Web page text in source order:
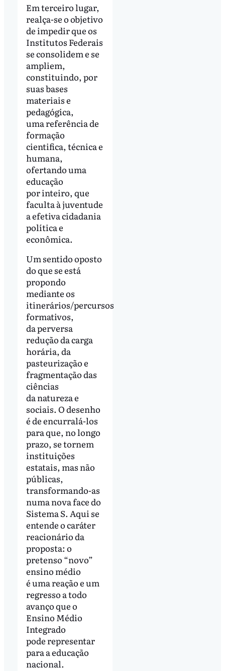
Em terceiro lugar,
realça-se o objetivo
de impedir que os
Institutos Federais
se consolidem e se
ampliem,
constituindo, por
suas bases
materiais e
pedagógica,
uma referência de
formação
cientifica, técnica e
humana,
ofertando uma
educação
por inteiro, que
faculta à juventude
a efetiva cidadania
política e
econômica.
Um sentido oposto
do que se está
propondo
mediante os
itinerários/percursos
formativos,
da perversa
redução da carga
horária, da
pasteurização e
fragmentação das
ciências
da natureza e
sociais. O desenho
é de encurralá-los
para que, no longo
prazo, se tornem
instituições
estatais, mas não
públicas,
transformando-as
numa nova face do
Sistema S. Aqui se
entende o caráter
reacionário da
proposta: o
pretenso “novo”
ensino médio
é uma reação e um
regresso a todo
avanço que o
Ensino Médio
Integrado
pode representar
para a educação
nacional.